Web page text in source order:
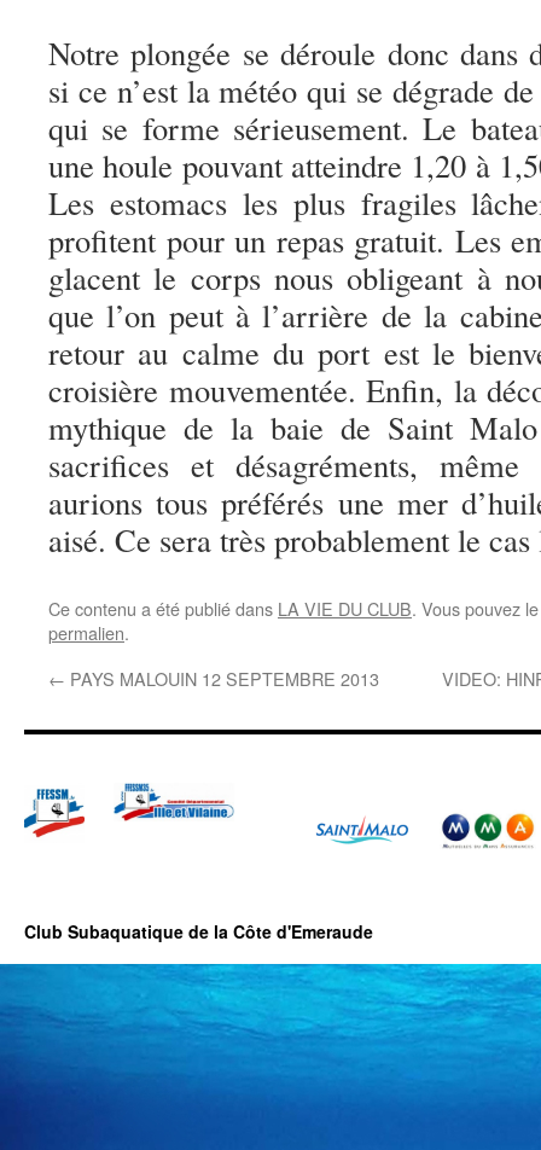
Notre plongée se déroule donc dans
si ce n’est la météo qui se dégrade
qui se forme sérieusement. Le
une houle pouvant atteindre 1,20 à
Les estomacs les plus fragiles
profitent pour un repas gratuit. Les
glacent le corps nous obligeant à
que l’on peut à l’arrière de la
retour au calme du port est le
croisière mouvementée. Enfin, la
mythique de la baie de Saint
sacrifices et désagréments,
aurions tous préférés une mer
aisé. Ce sera très probablement le
Ce contenu a été publié dans LA VIE DU CLUB. Vous pouvez
permalien.
← PAYS MALOUIN 12 SEPTEMBRE 2013 VIDEO:
Club Subaquatique de la Côte d'Emeraude